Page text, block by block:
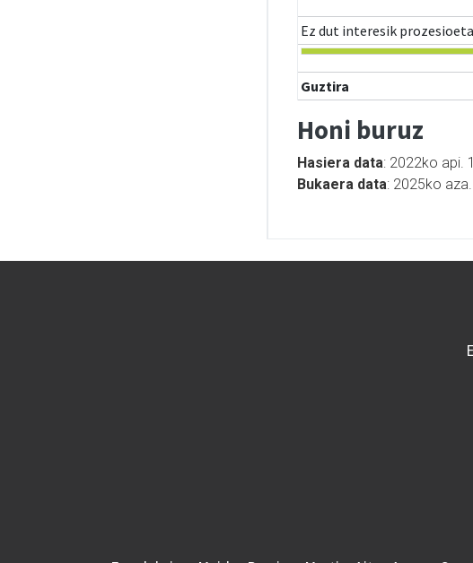
Ez dut interesik
Guztira
Honi buruz
Hasiera data: 2022ko api.
Bukaera data: 2025ko